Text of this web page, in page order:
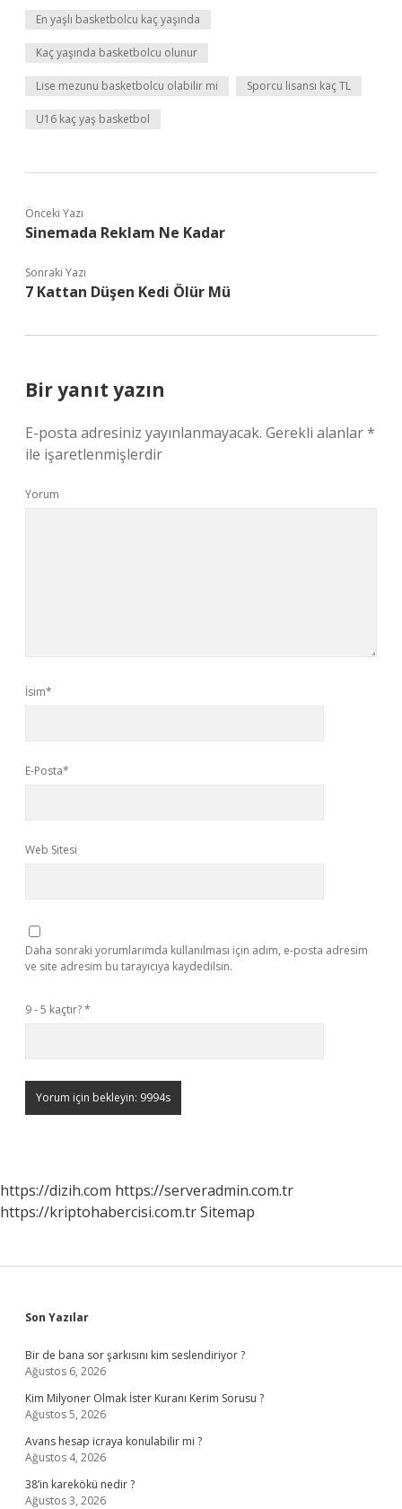
En yaşlı basketbolcu kaç yaşında
Kaç yaşında basketbolcu olunur
Lise mezunu basketbolcu olabilir mi Sporcu lisansı kaç TL
U16 kaç yaş basketbol
Önceki Yazı
Sinemada Reklam Ne Kadar
Sonraki Yazı
7 Kattan Düşen Kedi Ölür Mü
Bir yanıt yazın
E-posta adresiniz yayınlanmayacak. Gerekli alanlar*
ile işaretlenmişlerdir
Yorum
İsim*
E-Posta*
Web Sitesi
Daha sonraki yorumlarımda kullanılması için adım, e-posta adresim
ve site adresim bu tarayıcıya kaydedilsin.
9 - 5 kaçtır?*
https://dizih.com https://serveradmin.com.tr
https://kriptohabercisi.com.trSitemap
Sidebar
Son Yazılar
Bir de bana sor şarkısını kim seslendiriyor ?
Ağustos 6, 2026
Kim Milyoner Olmak İster Kuranı Kerim Sorusu ?
Ağustos 5, 2026
Avans hesap icraya konulabilir mi ?
Ağustos 4, 2026
38’in karekökü nedir ?
Ağustos 3, 2026